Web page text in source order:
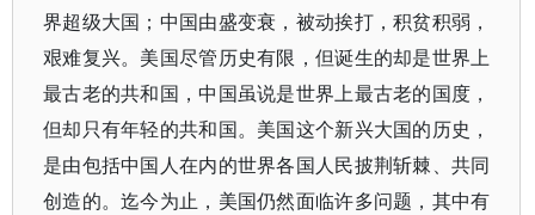
界超级大国；中国由盛变衰，被动挨打，积贫积弱，
艰难复兴。美国尽管历史有限，但诞生的却是世界上
最古老的共和国，中国虽说是世界上最古老的国度，
但却只有年轻的共和国。美国这个新兴大国的历史，
是由包括中国人在内的世界各国人民披荆斩棘、共同
创造的。迄今为止，美国仍然面临许多问题，其中有